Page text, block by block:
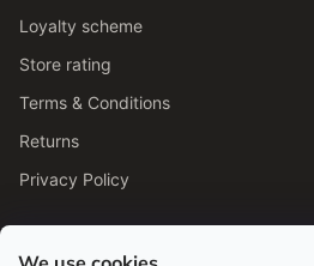
Loyalty scheme
Store rating
Terms & Conditions
Returns
Privacy Policy